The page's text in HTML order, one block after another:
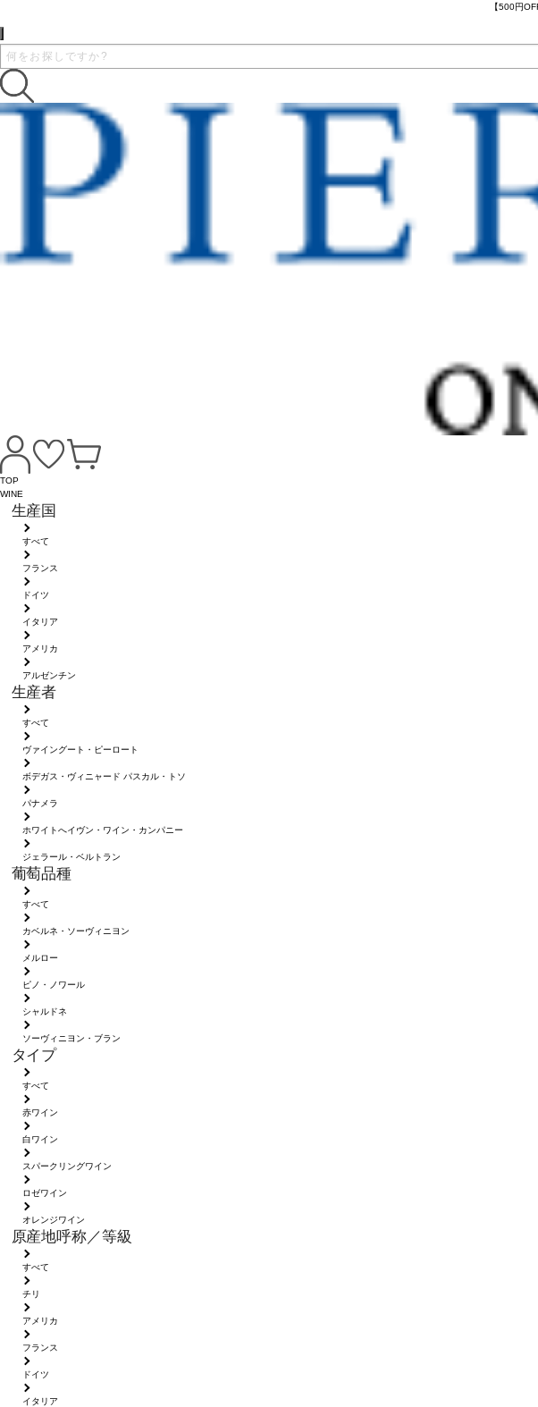
【500円
TOP
WINE
生産国
すべて
フランス
ドイツ
イタリア
アメリカ
アルゼンチン
生産者
すべて
ヴァイングート・ピーロート
ボデガス・ヴィニャード パスカル・トソ
パナメラ
ホワイトへイヴン・ワイン・カンパニー
ジェラール・ベルトラン
葡萄品種
すべて
カベルネ・ソーヴィニヨン
メルロー
ピノ・ノワール
シャルドネ
ソーヴィニヨン・ブラン
タイプ
すべて
赤ワイン
白ワイン
スパークリングワイン
ロゼワイン
オレンジワイン
原産地呼称／等級
すべて
チリ
アメリカ
フランス
ドイツ
イタリア